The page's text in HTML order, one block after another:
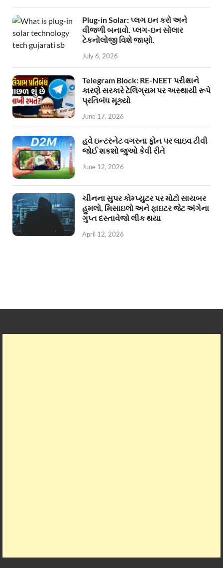
Plug-in Solar: પ્લગ ઇન કરો અને
વીજળી બનાવો. પ્લગ-ઇન સોલાર
ટેકનોલોજી વિશે જાણો.
July 6, 2026
Telegram Block: RE-NEET પરીક્ષાને
કારણે સરકારે ટેલિગ્રામ પર અસ્થાયી રૂપે
પ્રતિબંધ મૂક્યો
June 17, 2026
હવે ઇન્ટરનેટ વગરના ફોન પર લાઇવ ટીવી
જોઈ શકશો જુઓ કેવી રીતે
June 12, 2026
ચીનના સુપર કોમ્પ્યુટર પર મોટો સાયબર
હુમલો, મિસાઇલો અને ફાઇટર જેટ અંગેના
ગુપ્ત દસ્તાવેજો લીક થયા
April 12, 2026